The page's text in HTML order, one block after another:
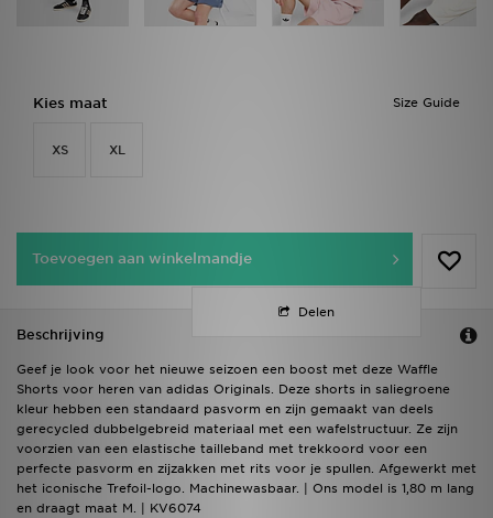
Size Guide
Kies maat
XS XL
Toevoegen aan winkelmandje
Delen
Beschrijving
Geef je look voor het nieuwe seizoen een boost met deze Waffle
Shorts voor heren van adidas Originals. Deze shorts in saliegroene
kleur hebben een standaard pasvorm en zijn gemaakt van deels
gerecycled dubbelgebreid materiaal met een wafelstructuur. Ze zijn
voorzien van een elastische tailleband met trekkoord voor een
perfecte pasvorm en zijzakken met rits voor je spullen. Afgewerkt met
het iconische Trefoil-logo. Machinewasbaar. | Ons model is 1,80 m lang
en draagt maat M. | KV6074